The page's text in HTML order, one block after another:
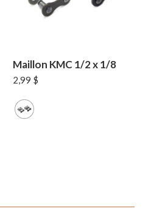
Maillon KMC 1/2 x 1/8
2,99 $